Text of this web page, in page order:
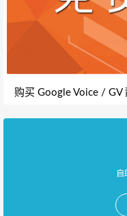
购买 Google Voice / GV